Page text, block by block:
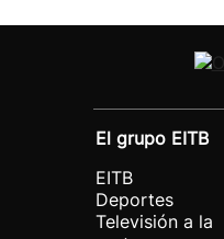
El grupo EITB
EITB
Deportes
Televisión a la